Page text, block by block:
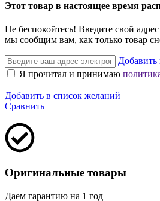
Этот товар в настоящее время
Не беспокойтесь! Введите свой
мы сообщим вам, как только товар
Я прочитал и принимаю
Добавить в список желаний
Сравнить
Оригинальные товары
Даем гарантию на 1 год